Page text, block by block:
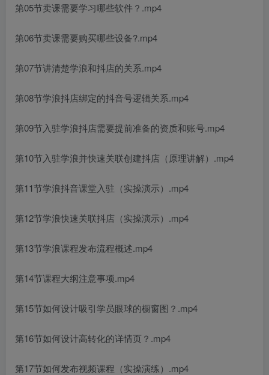
第05节卖课需要学习哪些软件？.mp4
第06节卖课需要购买哪些设备?.mp4
第07节讲清楚学浪和抖店的关系.mp4
第08节学浪抖店绑定的抖音号逻辑关系.mp4
第09节入驻学浪抖店需要提前准备的资质和账号.mp4
第10节入驻学浪并快速关联创建抖店（原理讲解）.mp4
第11节学浪抖音课堂入驻（实操演示）.mp4
第12节学浪快速关联抖店（实操演示）.mp4
第13节学浪课程发布流程概述.mp4
第14节课程大纲注意事项.mp4
第15节如何设计吸引学员眼球的橱窗图？.mp4
第16节如何设计高转化的详情页？.mp4
第17节如何发布视频课程（实操演练）.mp4